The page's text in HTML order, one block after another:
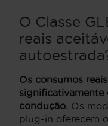
O Classe
reais
Os consumos
significativamente
condução. Os
plug-in oferecem